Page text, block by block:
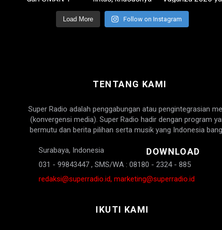
Load More Follow on Instagram
TENTANG KAMI
Super Radio adalah penggabungan atau pengintegrasian
(konvergensi media). Super Radio hadir dengan program
bermutu dan berita pilihan serta musik yang Indonesia
Surabaya, Indonesia
031 - 99843447 , SMS/WA : 08180 - 2324 - 885
redaksi@superradio.id, marketing@superradio.id
DOWNLOAD
IKUTI KAMI